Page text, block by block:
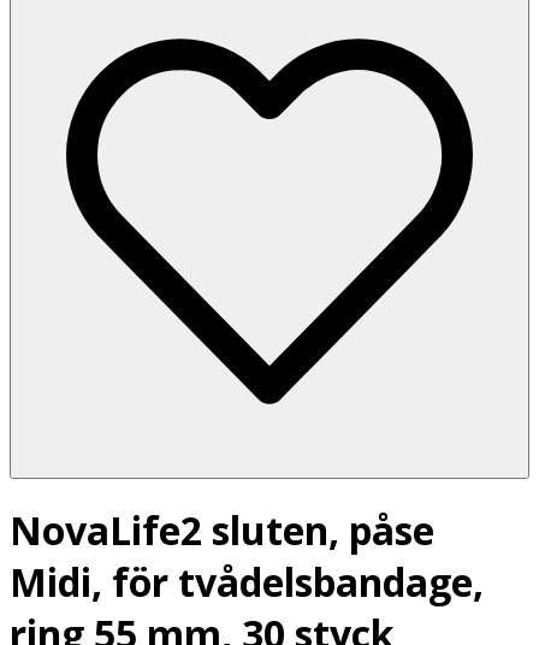
NovaLife2 sluten, påse
Midi, för tvådelsbandage,
ring 55 mm, 30 styck